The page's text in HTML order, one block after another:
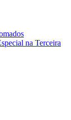
na Terceira